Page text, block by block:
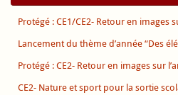
Protégé : CE1/CE2- Retour en images
Lancement du thème d’année “Des
Protégé : CE2- Retour en images sur
CE2- Nature et sport pour la sortie